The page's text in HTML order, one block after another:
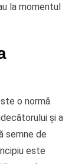
la momentul
o normă
și a
semne de
este